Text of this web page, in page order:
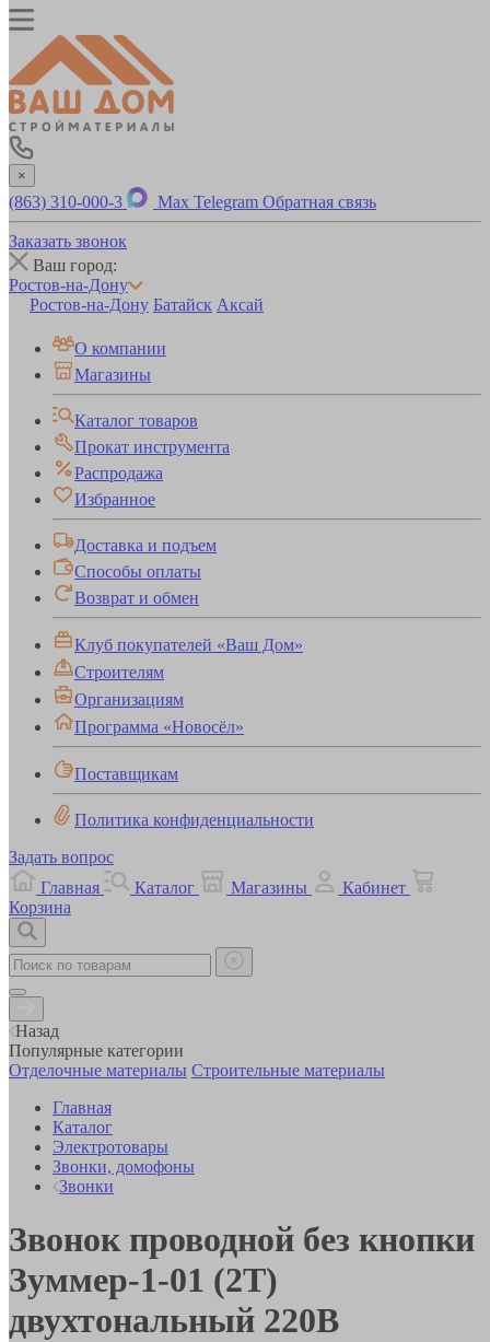
×
(863) 310-000-3 Max Telegram Обратная связь
Заказать звонок
Ваш город:
Ростов-на-Дону
Ростов-на-Дону Батайск Аксай
О компании
Магазины
Каталог товаров
Прокат инструмента
Распродажа
Избранное
Доставка и подъем
Способы оплаты
Возврат и обмен
Клуб покупателей «Ваш Дом»
Строителям
Организациям
Программа «Новосёл»
Поставщикам
Политика конфиденциальности
Задать вопрос
Главная
Каталог Магазины
Кабинет
Корзина
Назад
Популярные категории
Отделочные материалы Строительные материалы
Главная
Каталог
Электротовары
Звонки, домофоны
Звонки
Звонок проводной без кнопки
Зуммер-1-01 (2Т)
двухтональный 220В